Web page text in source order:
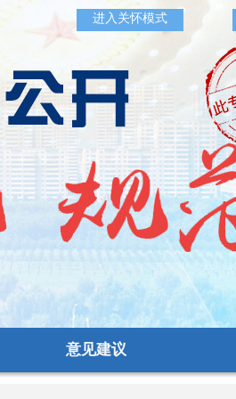
进入关怀模式
意见建议